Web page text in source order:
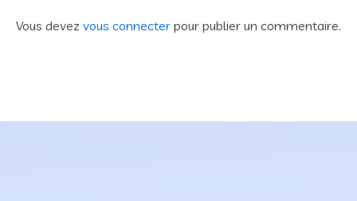
Vous devez vous connecter pour publier un commentaire.